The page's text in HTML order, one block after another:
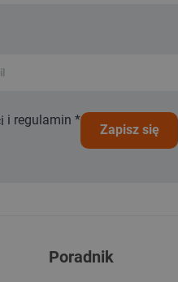
i regulamin *
zapisz się
Poradnik